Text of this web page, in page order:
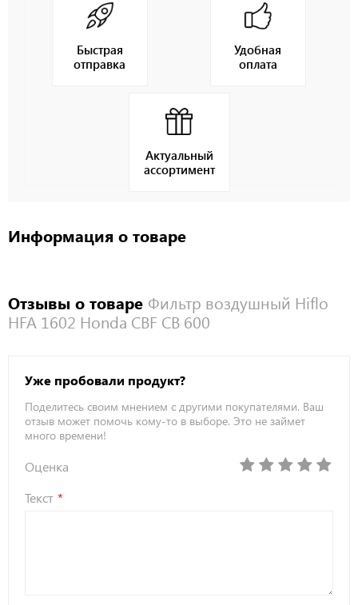
Быстрая
отправка
Удобная
оплата
Актуальный
ассортимент
Информация о товаре
Отзывы о товаре Фильтр воздушный Hiflo
HFA 1602 Honda CBF CB 600
Уже пробовали продукт?
Поделитесь своим мнением с другими покупателями. Ваш
отзыв может помочь кому-то в выборе. Это не займет
много времени!
Оценка
Текст